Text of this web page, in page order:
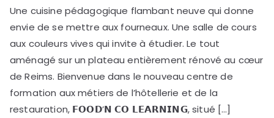
Une cuisine pédagogique flambant neuve qui donne
envie de se mettre aux fourneaux. Une salle de cours
aux couleurs vives qui invite à étudier. Le tout
aménagé sur un plateau entièrement rénové au cœur
de Reims. Bienvenue dans le nouveau centre de
formation aux métiers de l’hôtellerie et de la
restauration, 𝗙𝗢𝗢𝗗’𝗡 𝗖𝗢 𝗟𝗘𝗔𝗥𝗡𝗜𝗡𝗚, situé […]